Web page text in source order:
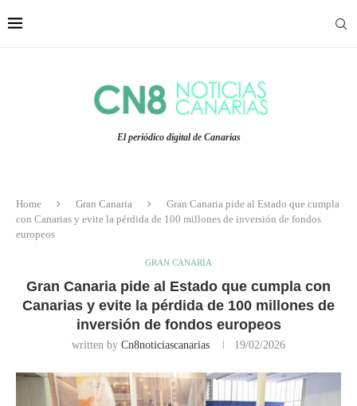
El periódico digital de Canarias
Home Gran Canaria
Gran Canaria pide al Estado que cumpla
con Canarias y evite la pérdida de 100 millones de inversión de fondos
europeos
GRAN CANARIA
Gran Canaria pide al Estado que cumpla con
Canarias y evite la pérdida de 100 millones de
inversión de fondos europeos
written by Cn8noticiascanarias 19/02/2026